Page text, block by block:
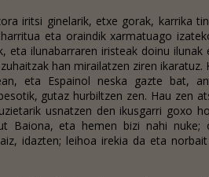
iritsi ginelarik, etxe gorak, karrika
eta oraindik xarmatuago
eta ilunabarraren iristeak doinu ilunak
han mirailatzen ziren ikaratuz.
eta Espainol neska gazte bat,
gutaz hurbiltzen zen. Hau zen
usnatzen den ikusgarri goxo
Baiona, eta hemen bizi nahi nuke;
idazten; leihoa irekia da eta